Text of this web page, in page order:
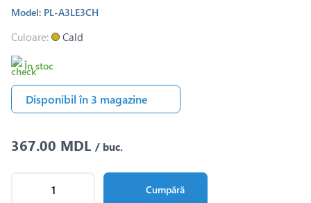
Model: PL-A3LE3CH
Culoare: Cald
În stoc
Disponibil în 3 magazine
367.00 MDL / buc.
Cumpără